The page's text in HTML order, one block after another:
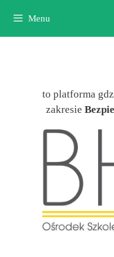
treści
Menu
to platforma
zakresie